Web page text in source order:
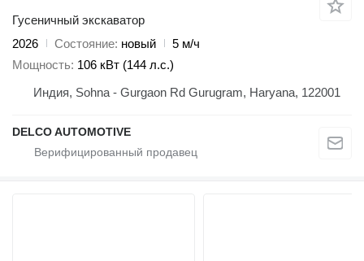
Гусеничный экскаватор
2026
Состояние новый
5 м/ч
Мощность 106 кВт (144 л.с.)
Индия, Sohna - Gurgaon Rd Gurugram, Haryana, 122001
DELCO AUTOMOTIVE